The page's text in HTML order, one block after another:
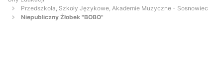
Przedszkola, Szkoły Językowe, Akademie Muzyczne - Sosnowiec
Niepubliczny Żłobek "BOBO"